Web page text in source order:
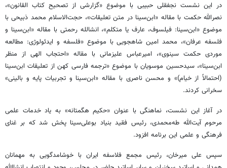
در این نشست نجفقلی حبیبی با موضوع «گزارشی از تصحیح کتاب القانون»،
نصرالله حکمت با مقاله «ابن‌سینا در متن تعلیقات»، حجت‌الاسلام محمد ذبیحی با
موضوع «ابن‌سینا: فیلسوف، عارف یا متکلم»، انشالله رحمتی با مقاله «ابن‌سینا و
فلسفه عرفان»، محمد امین شاهجویی با موضوع «فلسفه و ایدئولوژی: مطالعه
موردی حکمت سینوی»، امیرعباس علیزمانی با مقاله «احتجاب الهی از منظر
ابن‌سینا»، سیدحسین موسویان با موضوع «ترجمه فارسی کهن از تعلیقات ابن‌سینا
(احتمالاً از خیام)» و محسن ناصری با مقاله «ابن‌سینا و تجربیات پایه و بالینی»
سخرانی کردند.
در آغاز این نشست، نماهنگی با عنوان «حکیم هگمتانه» به یاد خدمات علمی
مرحوم آیت‌الله طه‌محمدی، رئیس فقید بنیاد بوعلی‌سینا پخش شد که بر غنای
فرهنگی و علمی این برنامه افزود.
سپس علی میرخان، رئیس مجمع فلاسفه ایران با خوشامدگویی به مهمانان